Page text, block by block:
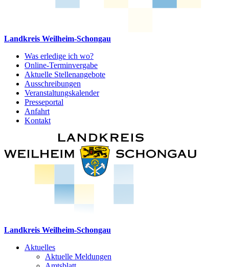
Landkreis Weilheim-Schongau
Was erledige ich wo?
Online-Terminvergabe
Aktuelle Stellenangebote
Ausschreibungen
Veranstaltungskalender
Presseportal
Anfahrt
Kontakt
Landkreis Weilheim-Schongau
Aktuelles
Aktuelle Meldungen